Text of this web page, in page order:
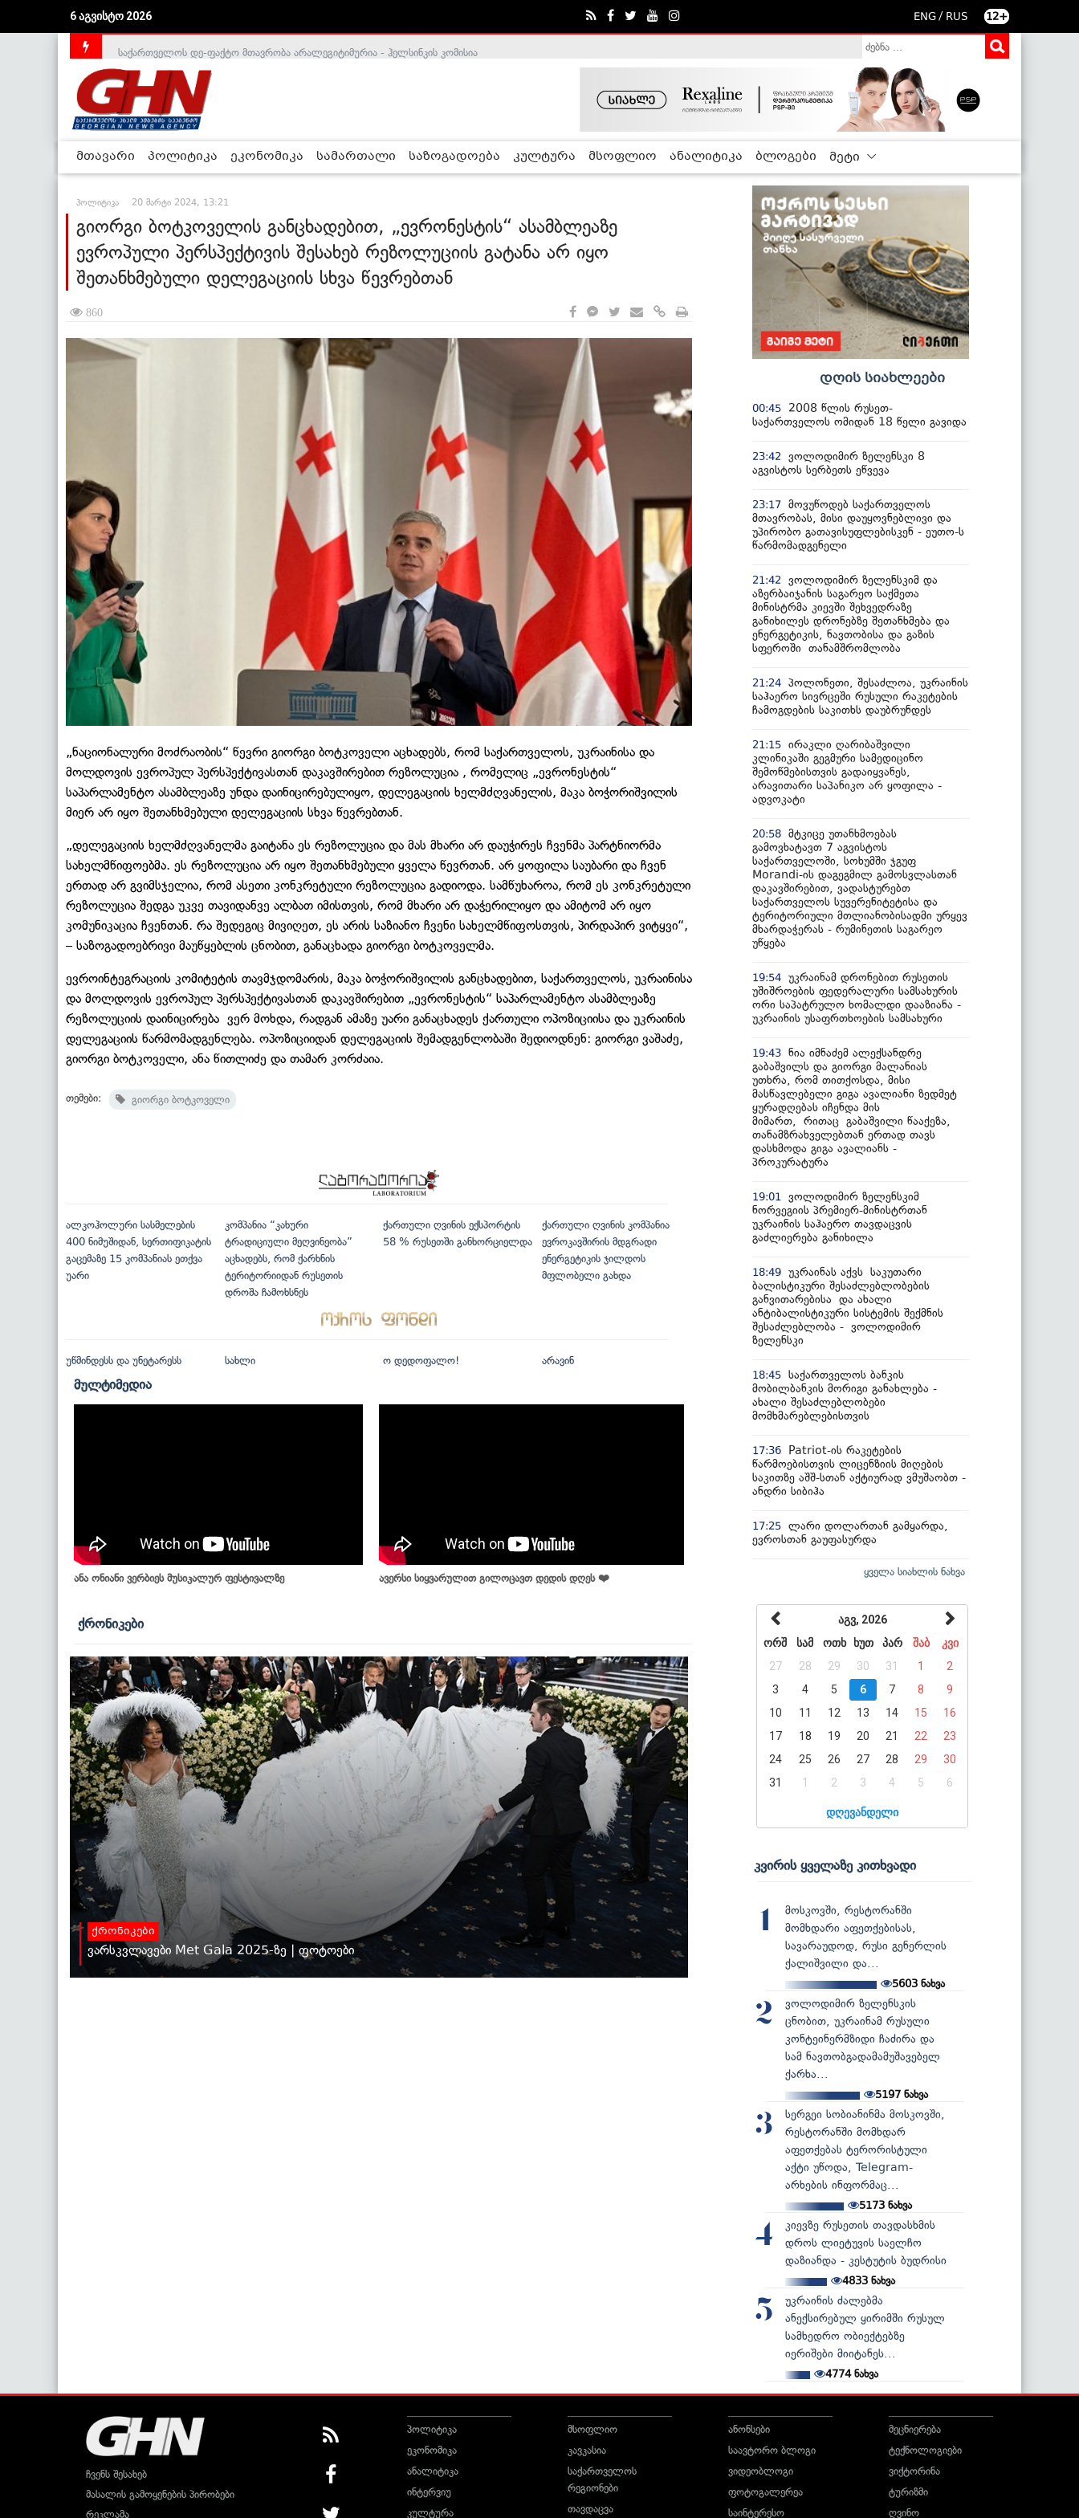
6 აგვისტო 2026 ENG / RUS 12+
საქართველოს დე-ფაქტო მთავრობა არალეგიტიმურია - ჰელსინკის კომისია
მთავარი პოლიტიკა ეკონომიკა სამართალი საზოგადოება კულტურა მსოფლიო ანალიტიკა ბლოგები მეტი
პოლიტიკა 20 მარტი 2024, 13:21
გიორგი ბოტკოველის განცხადებით, „ევრონესტის“ ასამბლეაზე
ევროპული პერსპექტივის შესახებ რეზოლუციის გატანა არ იყო
შეთანხმებული დელეგაციის სხვა წევრებთან
860
„ნაციონალური მოძრაობის“ წევრი გიორგი ბოტკოველი აცხადებს, რომ საქართველოს, უკრაინისა და
მოლდოვის ევროპულ პერსპექტივასთან დაკავშირებით რეზოლუცია , რომელიც „ევრონესტის“
საპარლამენტო ასამბლეაზე უნდა დაინიცირებულიყო, დელეგაციის ხელმძღვანელის, მაკა ბოჭორიშვილის
მიერ არ იყო შეთანხმებული დელეგაციის სხვა წევრებთან.
„დელეგაციის ხელმძღვანელმა გაიტანა ეს რეზოლუცია და მას მხარი არ დაუჭირეს ჩვენმა პარტნიორმა
სახელმწიფოებმა. ეს რეზოლუცია არ იყო შეთანხმებული ყველა წევრთან. არ ყოფილა საუბარი და ჩვენ
ერთად არ გვიმსჯელია, რომ ასეთი კონკრეტული რეზოლუცია გადიოდა. სამწუხაროა, რომ ეს კონკრეტული
რეზოლუცია შედგა უკვე თავიდანვე ალბათ იმისთვის, რომ მხარი არ დაჭერილიყო და ამიტომ არ იყო
კომუნიკაცია ჩვენთან. რა შედეგიც მივიღეთ, ეს არის საზიანო ჩვენი სახელმწიფოსთვის, პირდაპირ ვიტყვი“,
– საზოგადოებრივი მაუწყებლის ცნობით, განაცხადა გიორგი ბოტკოველმა.
ევროინტეგრაციის კომიტეტის თავმჯდომარის, მაკა ბოჭორიშვილის განცხადებით, საქართველოს, უკრაინისა
და მოლდოვის ევროპულ პერსპექტივასთან დაკავშირებით „ევრონესტის“ საპარლამენტო ასამბლეაზე
რეზოლუციის დაინიცირება ვერ მოხდა, რადგან ამაზე უარი განაცხადეს ქართული ოპოზიციისა და უკრაინის
დელეგაციის წარმომადგენლება. ოპოზიციიდან დელეგაციის შემადგენლობაში შედიოდნენ: გიორგი ვაშაძე,
გიორგი ბოტკოველი, ანა წითლიძე და თამარ კორძაია.
თემები: გიორგი ბოტკოველი
ალკოჰოლური სასმელების
400 ნიმუშიდან, სერთიფიკატის
გაცემაზე 15 კომპანიას ეთქვა
უარი
კომპანია “კახური
ტრადიციული მეღვინეობა”
აცხადებს, რომ ქარხნის
ტერიტორიიდან რუსეთის
დროშა ჩამოხსნეს
ქართული ღვინის ექსპორტის
58 % რუსეთში განხორციელდა
ქართული ღვინის კომპანია
ევროკავშირის მდგრადი
ენერგეტიკის ჯილდოს
მფლობელი გახდა
უწმინდესს და უნეტარესს სახლი ო დედოფალო! არავინ
მულტიმედია
ანა ონიანი ვერბიეს მუსიკალურ ფესტივალზე ავერსი სიყვარულით გილოცავთ დედის დღეს ❤️
ქრონიკები
ქრონიკები
ვარსკვლავები Met Gala 2025-ზე | ფოტოები
დღის სიახლეები
00:45
2008 წლის რუსეთ-
საქართველოს ომიდან 18 წელი გავიდა
23:42
ვოლოდიმირ ზელენსკი 8
აგვისტოს სერბეთს ეწვევა
23:17 მოვუწოდებ საქართველოს
მთავრობას, მისი დაუყოვნებლივი და
უპირობო გათავისუფლებისკენ - ეუთო-ს
წარმომადგენელი
21:42
ვოლოდიმირ ზელენსკიმ და
აზერბაიჯანის საგარეო საქმეთა
მინისტრმა კიევში შეხვედრაზე
განიხილეს დრონებზე შეთანხმება და
ენერგეტიკის, ნავთობისა და გაზის
სფეროში თანამშრომლობა
21:24 პოლონეთი, შესაძლოა, უკრაინის
საჰაერო სივრცეში რუსული რაკეტების
ჩამოგდების საკითხს დაუბრუნდეს
21:15 ირაკლი ღარიბაშვილი
კლინიკაში გეგმური სამედიცინო
შემოწმებისთვის გადაიყვანეს,
არავითარი საპანიკო არ ყოფილა -
ადვოკატი
20:58 მტკიცე უთანხმოებას
გამოვხატავთ 7 აგვისტოს
საქართველოში, სოხუმში ჯგუფ
Morandi-ის დაგეგმილ გამოსვლასთან
დაკავშირებით, ვადასტურებთ
საქართველოს სუვერენიტეტისა და
ტერიტორიული მთლიანობისადმი ურყევ
მხარდაჭერას - რუმინეთის საგარეო
უწყება
19:54 უკრაინამ დრონებით რუსეთის
უშიშროების ფედერალური სამსახურის
ორი საპატრულო ხომალდი დააზიანა -
უკრაინის უსაფრთხოების სამსახური
19:43 ნია იმნაძემ ალექსანდრე
გაბაშვილს და გიორგი მალანიას
უთხრა, რომ თითქოსდა, მისი
მასწავლებელი გიგა ავალიანი ზედმეტ
ყურადღებას იჩენდა მის
მიმართ, რითაც გაბაშვილი წააქეზა,
თანამზრახველებთან ერთად თავს
დასხმოდა გიგა ავალიანს -
პროკურატურა
19:01
ვოლოდიმირ ზელენსკიმ
ნორვეგიის პრემიერ-მინისტრთან
უკრაინის საჰაერო თავდაცვის
გაძლიერება განიხილა
18:49 უკრაინას აქვს საკუთარი
ბალისტიკური შესაძლებლობების
განვითარებისა და ახალი
ანტიბალისტიკური სისტემის შექმნის
შესაძლებლობა - ვოლოდიმირ
ზელენსკი
18:45 საქართველოს ბანკის
მობილბანკის მორიგი განახლება -
ახალი შესაძლებლობები
მომხმარებლებისთვის
17:36
Patriot-ის რაკეტების
წარმოებისთვის ლიცენზიის მიღების
საკითზე აშშ-სთან აქტიურად ვმუშაობთ -
ანდრი სიბიჰა
17:25 ლარი დოლართან გამყარდა,
ევროსთან გაუფასურდა
ყველა სიახლის ნახვა
აგვ, 2026
ორშ
სამ ოთხ ხუთ პარ შაბ
კვი
27
28 29 30 31 1
2
3
4 5 6 7 8
9
10
11 12 13 14 15
16
17
18 19 20 21 22
23
24
25 26 27 28 29
30
31
1 2 3 4 5 6
დღევანდელი
კვირის ყველაზე კითხვადი
1
მოსკოვში, რესტორანში
მომხდარი აფეთქებისას,
სავარაუდოდ, რუსი გენერლის
ქალიშვილი და...
5603 ნახვა
2
ვოლოდიმირ ზელენსკის
ცნობით, უკრაინამ რუსული
კონტეინერმზიდი ჩაძირა და
სამ ნავთობგადამამუშავებელ
ქარხა...
5197 ნახვა
3
სერგეი სობიანინმა მოსკოვში,
რესტორანში მომხდარ
აფეთქებას ტერორისტული
აქტი უწოდა, Telegram-
არხების ინფორმაც...
5173ნახვა
4
კიევზე რუსეთის თავდასხმის
დროს ლიეტუვის საელჩო
დაზიანდა - კესტუტის ბუდრისი
4833ნახვა
5
უკრაინის ძალებმა
ანექსირებულ ყირიმში რუსულ
სამხედრო ობიექტებზე
იერიშები მიიტანეს...
4774ნახვა
ჩვენს შესახებ
მასალის გამოყენების პირობები
რეკლამა
პოლიტიკა
ეკონომიკა
ანალიტიკა
ინტერვიუ
კულტურა
მსოფლიო
კავკასია
საქართველოს
რეგიონები
თავდაცვა
ანონსები
საავტორო ბლოგი
ვიდეობლოგი
ფოტოგალერეა
საინტერესო
მეცნიერება
ტექნოლოგიები
ვიქტორინა
ტურიზმი
ღვინო